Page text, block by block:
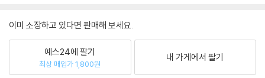
이미 소장하고 있다면 판매해 보세요.
예스24에 팔기
최상 매입가 1,800원
내 가게에서 팔기